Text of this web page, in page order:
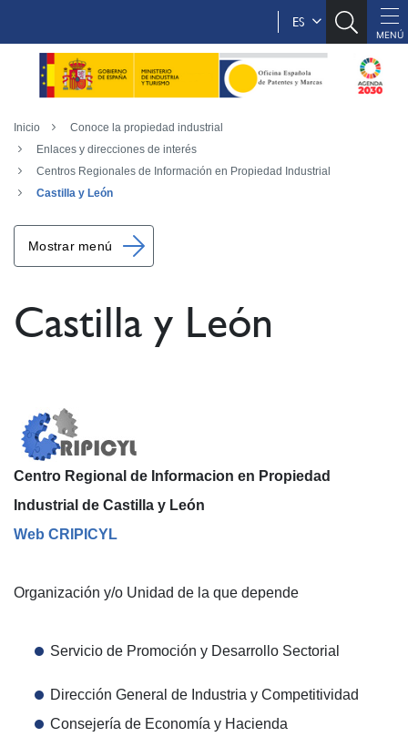
ES
Inicio
Conoce la propiedad industrial
Enlaces y direcciones de interés
Centros Regionales de Información en Propiedad Industrial
Castilla y León
Mostrar menú
Castilla y León
Centro Regional de Informacion en Propiedad
Industrial de Castilla y León
Web CRIPICYL
Organización y/o Unidad de la que depende
Servicio de Promoción y Desarrollo Sectorial
Dirección General de Industria y Competitividad
Consejería de Economía y Hacienda